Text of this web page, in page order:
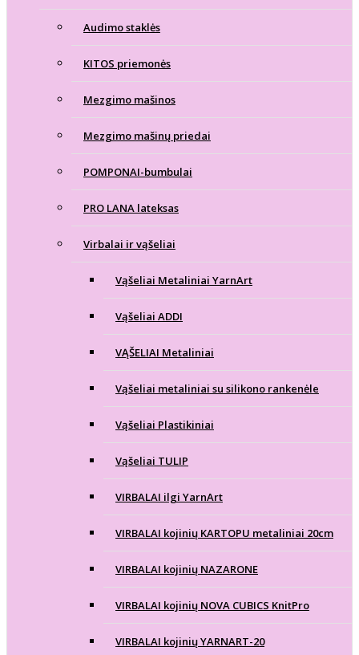
Audimo staklės
KITOS priemonės
Mezgimo mašinos
Mezgimo mašinų priedai
POMPONAI-bumbulai
PRO LANA lateksas
Virbalai ir vąšeliai
Vąšeliai Metaliniai YarnArt
Vąšeliai ADDI
VĄŠELIAI Metaliniai
Vąšeliai metaliniai su silikono rankenėle
Vąšeliai Plastikiniai
Vąšeliai TULIP
VIRBALAI ilgi YarnArt
VIRBALAI kojinių KARTOPU metaliniai 20cm
VIRBALAI kojinių NAZARONE
VIRBALAI kojinių NOVA CUBICS KnitPro
VIRBALAI kojinių YARNART-20